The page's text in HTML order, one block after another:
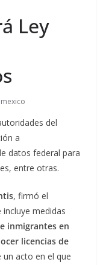
Ley
del
a
datos federal para
entre otras.
, firmó el
medidas
inmigrantes en
licencias de
un acto en el que